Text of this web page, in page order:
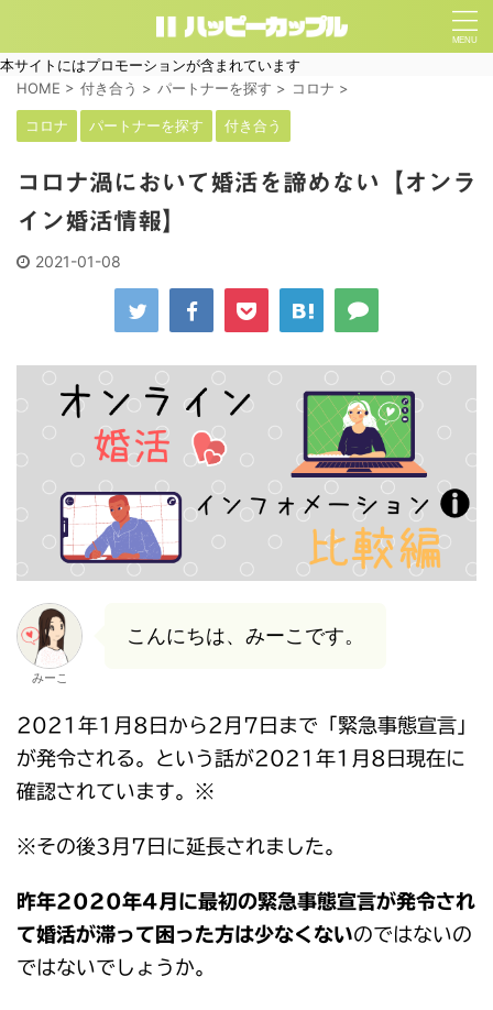
本サイトにはプロモーションが含まれています
HOME > 付き合う > パートナーを探す > コロナ >
コロナ パートナーを探す 付き合う
コロナ渦において婚活を諦めない【オンラ
イン婚活情報】
2021-01-08
みーこ
こんにちは、みーこです。
2021年1月8日から2月7日まで「緊急事態宣言」
が発令される。という話が2021年1月8日現在に
確認されています。※
※その後3月7日に延長されました。
昨年2020年4月に最初の緊急事態宣言が発令され
て婚活が滞って困った方は少なくないのではないの
ではないでしょうか。